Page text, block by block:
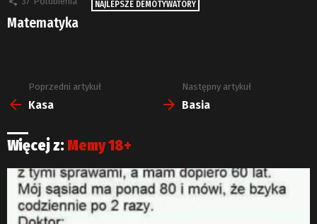
NAJLEPSZE DEMOTYWATORY
Matematyka
Zobacz
więcej
Poprzedni artykuł
Kasa
Następny artykuł
Basia
Więcej z: Memy 18+